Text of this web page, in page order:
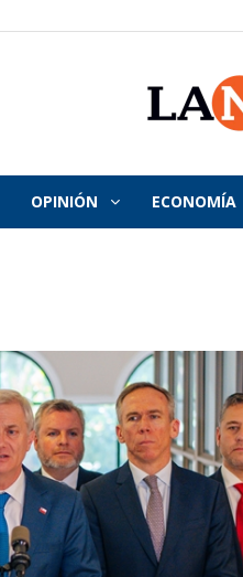
OPINIÓN ECONOMÍA